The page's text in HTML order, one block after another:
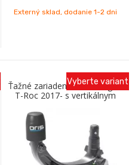
Externý sklad, dodanie 1-2 dni
Ťažné zariadenie Volkswagen
T-Roc 2017- s vertikálnym
Vyberte variant